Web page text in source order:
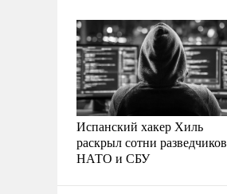
Испанский хакер Хиль
раскрыл сотни разведчиков
НАТО и СБУ